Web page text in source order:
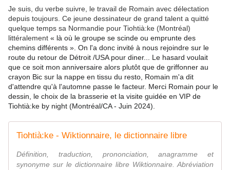
Je suis, du verbe suivre, le travail de Romain avec délectation
depuis toujours. Ce jeune dessinateur de grand talent a quitté
quelque temps sa Normandie pour Tiohtià:ke (Montréal)
littéralement « là où le groupe se scinde ou emprunte des
chemins différents ». On l'a donc invité à nous rejoindre sur le
route du retour de Détroit /USA pour diner... Le hasard voulait
que ce soit mon anniversaire alors plutôt que de griffonner au
crayon Bic sur la nappe en tissu du resto, Romain m'a dit
d'attendre qu'à l'automne passe le facteur. Merci Romain pour le
dessin, le choix de la brasserie et la visite guidée en VIP de
Tiohtià:ke by night (Montréal/CA - Juin 2024).
Tiohtià:ke - Wiktionnaire, le dictionnaire libre
Définition, traduction, prononciation, anagramme et
synonyme sur le dictionnaire libre Wiktionnaire. Abréviation